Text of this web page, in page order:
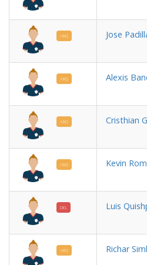
ARQ Jose
ARQ Alexis
ARQ Cristhian
ARQ Kevin
DEL Luis
ARQ Richar